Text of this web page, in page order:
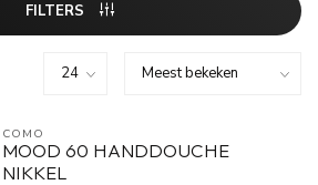
FILTERS
COMO
MOOD 60 HANDDOUCHE
NIKKEL